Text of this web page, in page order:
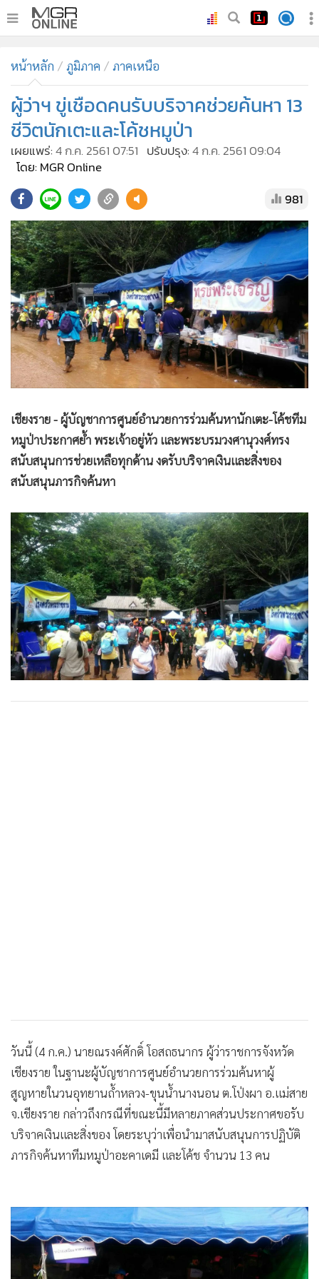
ทันเหตุการณ์
• ภาคใต้
• ภูมิภาค
Online Section
บันเทิง
• ผู้จัดการรายวัน
• คอลัมนิสต์
• ละคร
• CbizReview
• Cyber BIZ
• ผู้จัดกวน
• Good health & Well-being
• Green Innovation & SD
• Management & HR
• MGR Live
Infographic
การเมือง
ท่องเที่ยว
• กีฬา
• Special Scoop
• เศรษฐกิจ-ธุรกิจ
• จีน
• ชุมชน-คุณภาพชีวิต
• อาชญากรรม
• Motoring
• เกม
• วิทยาศาสตร์
หน้าหลัก ภูมิภาค ภาคเหนือ
ผู้ว่าฯ ขู่เชือดคนรับบริจาคช่วยค้นหา 13
ชีวิตนักเตะและโค้ชหมูป่า
เผยแพร่:4 ก.ค. 2561 07:51 ปรับปรุง:4 ก.ค. 2561 09:04
โดย: MGR Online
981
เชียงราย - ผู้บัญชาการศูนย์อำนวยการร่วมค้นหานักเตะ-โค้ชทีม
หมูป่าประกาศย้ำ พระเจ้าอยู่หัว และพระบรมวงศานุวงศ์ทรง
สนับสนุนการช่วยเหลือทุกด้าน งดรับบริจาคเงินและสิ่งของ
สนับสนุนภารกิจค้นหา
วันนี้ (4 ก.ค.) นายณรงค์ศักดิ์ โอสถธนากร ผู้ว่าราชการจังหวัด
เชียงราย ในฐานะผู้บัญชาการศูนย์อำนวยการร่วมค้นหาผู้
สูญหายในวนอุทยานถ้ำหลวง-ขุนน้ำนางนอน ต.โป่งผา อ.แม่สาย
จ.เชียงราย กล่าวถึงกรณีที่ขณะนี้มีหลายภาคส่วนประกาศขอรับ
บริจาคเงินและสิ่งของ โดยระบุว่าเพื่อนำมาสนับสนุนการปฏิบัติ
ภารกิจค้นหาทีมหมูป่าอะคาเดมี และโค้ช จำนวน 13 คน